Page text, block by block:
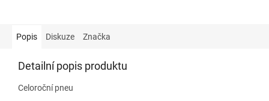
Popis Diskuze Značka
Detailní popis produktu
Celoroční pneu